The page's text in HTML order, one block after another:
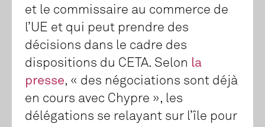
et le commissaire au commerce de
l’UE et qui peut prendre des
décisions dans le cadre des
dispositions du CETA. Selon la
presse, « des négociations sont déjà
en cours avec Chypre », les
délégations se relayant sur l’île pour